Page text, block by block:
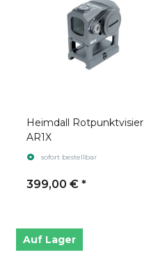
Heimdall Rotpunktvisier
AR1X
sofort bestellbar
399,00 € *
Auf Lager